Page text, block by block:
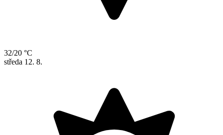
32/20 °C
středa 12. 8.